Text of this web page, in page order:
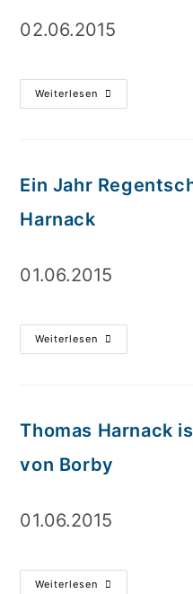
02.06.2015
Weiterlesen
Ein Jahr
Harnack
01.06.2015
Weiterlesen
Thomas Harnack
von Borby
01.06.2015
Weiterlesen